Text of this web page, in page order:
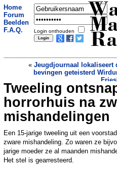
Home
Forum
Beelden
F.A.Q.
Login onthouden
« Jeugdjournaal lokaliseert
bevingen geteisterd
is
Tweeling
horrorhuis na
mishandelingen
Een 15-jarige tweeling uit een
zware mishandeling. Zo waren ze
jarige moeder ze al maanden
Het stel is gearresteerd.